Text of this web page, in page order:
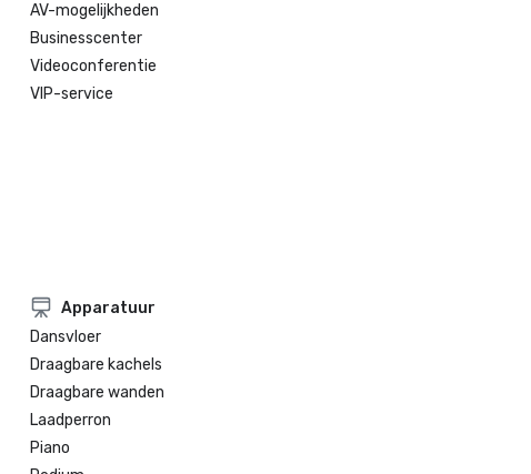
AV-mogelijkheden
Businesscenter
Videoconferentie
VIP-service
Apparatuur
Dansvloer
Draagbare kachels
Draagbare wanden
Laadperron
Piano